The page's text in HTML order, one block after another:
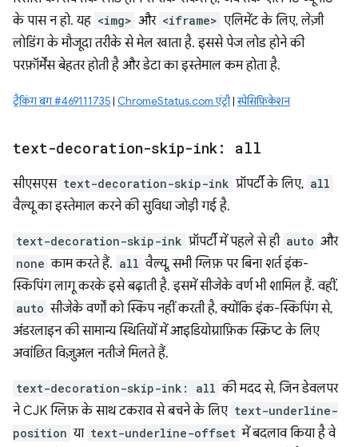
के पास न हो. यह <img> और <iframe> एलिमेंट के लिए, लेज़ी
लोडिंग के मौजूदा तरीके से मेल खाता है. इससे पेज लोड होने की
परफ़ॉर्मेंस बेहतर होती है और डेटा का इस्तेमाल कम होता है.
ट्रैकिंग बग #469111735| ChromeStatus.com एंट्री|स्पेसिफ़िकेशन
text-decoration-skip-ink: all
सीएसएस text-decoration-skip-ink प्रॉपर्टी के लिए, all
वैल्यू का इस्तेमाल करने की सुविधा जोड़ी गई है.
text-decoration-skip-ink प्रॉपर्टी में पहले से ही auto और
none काम करते हैं. all वैल्यू, सभी ग्लिफ़ पर बिना शर्त इंक-
स्किपिंग लागू करके इसे बढ़ाती है. इसमें सीजेके वर्ण भी शामिल हैं. वहीं,
auto सीजेके वर्णों को स्किप नहीं करती है, क्योंकि इंक-स्किपिंग से,
अंडरलाइन की सामान्य स्थितियों में आइडियोग्राफ़िक स्क्रिप्ट के लिए
अवांछित विज़ुअल नतीजे मिलते हैं.
text-decoration-skip-ink: all की मदद से, जिन डेवलपर
ने CJK ग्लिफ़ के साथ टकराव से बचने के लिए text-underline-
position या text-underline-offset में बदलाव किया है वे